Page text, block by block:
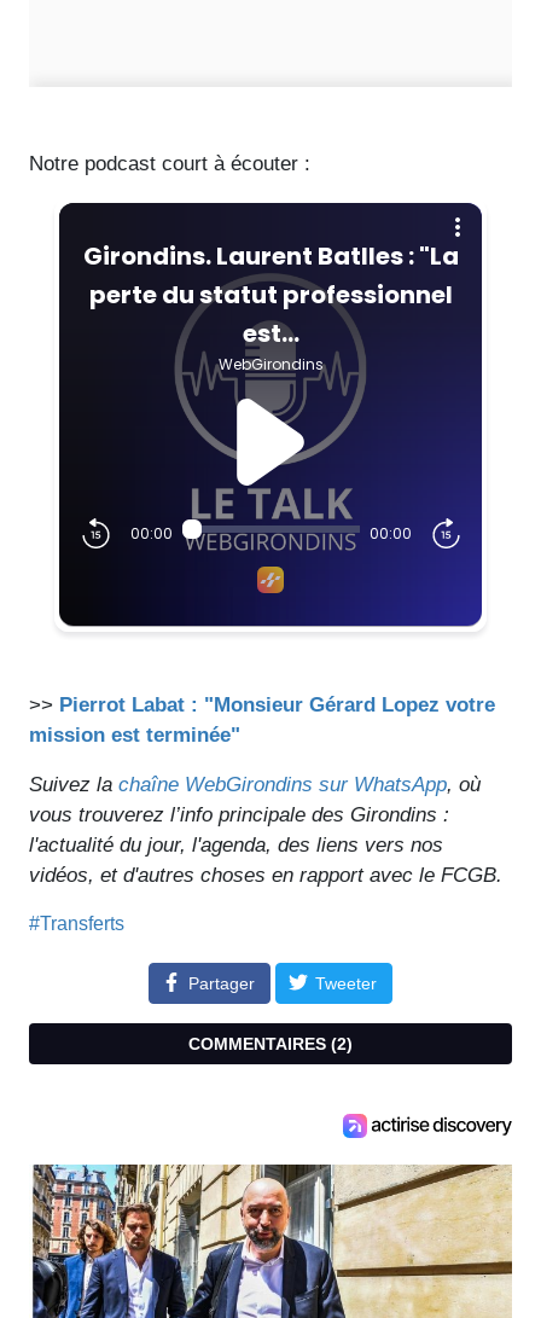
Notre podcast court à écouter :
>> Pierrot Labat : "Monsieur Gérard Lopez votre
mission est terminée"
Suivez la chaîne WebGirondins sur WhatsApp, où
vous trouverez l’info principale des Girondins :
l'actualité du jour, l'agenda, des liens vers nos
vidéos, et d'autres choses en rapport avec le FCGB.
#Transferts
Partager Tweeter
COMMENTAIRES (2)